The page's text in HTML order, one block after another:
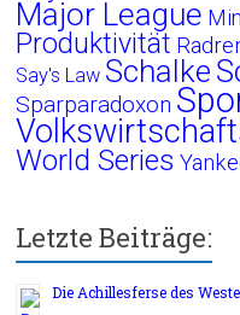
Major League
Produktivität
Say's Law Schalke
Sparparadoxon
World Series
Letzte Beiträge:
Die Achillesferse des